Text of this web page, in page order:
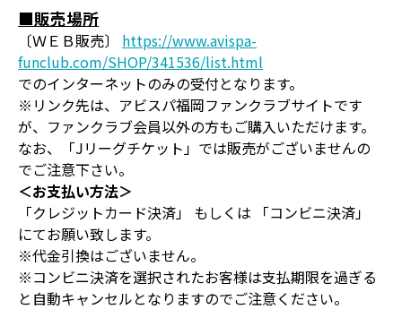
■販売場所
〔ＷＥＢ販売〕 https://www.avispa-
funclub.com/SHOP/341536/list.html
でのインターネットのみの受付となります。
※リンク先は、アビスパ福岡ファンクラブサイトです
が、ファンクラブ会員以外の方もご購入いただけます。
なお、「Jリーグチケット」では販売がございませんの
でご注意下さい。
＜お支払い方法＞
「クレジットカード決済」 もしくは 「コンビニ決済」
にてお願い致します。
※代金引換はございません。
※コンビニ決済を選択されたお客様は支払期限を過ぎる
と自動キャンセルとなりますのでご注意ください。